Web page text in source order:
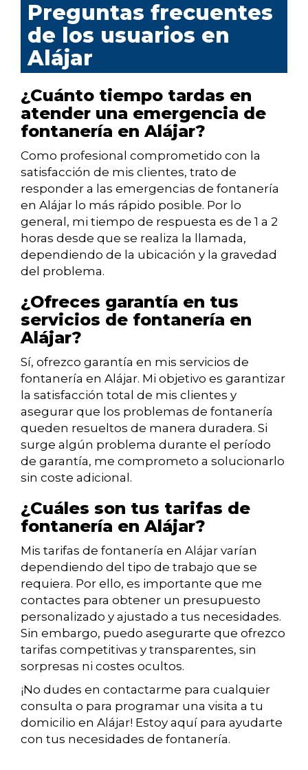
Preguntas frecuentes
de los usuarios en
Alájar
¿Cuánto tiempo tardas en
atender una emergencia de
fontanería en Alájar?
Como profesional comprometido con la
satisfacción de mis clientes, trato de
responder a las emergencias de fontanería
en Alájar lo más rápido posible. Por lo
general, mi tiempo de respuesta es de 1 a 2
horas desde que se realiza la llamada,
dependiendo de la ubicación y la gravedad
del problema.
¿Ofreces garantía en tus
servicios de fontanería en
Alájar?
Sí, ofrezco garantía en mis servicios de
fontanería en Alájar. Mi objetivo es garantizar
la satisfacción total de mis clientes y
asegurar que los problemas de fontanería
queden resueltos de manera duradera. Si
surge algún problema durante el período
de garantía, me comprometo a solucionarlo
sin coste adicional.
¿Cuáles son tus tarifas de
fontanería en Alájar?
Mis tarifas de fontanería en Alájar varían
dependiendo del tipo de trabajo que se
requiera. Por ello, es importante que me
contactes para obtener un presupuesto
personalizado y ajustado a tus necesidades.
Sin embargo, puedo asegurarte que ofrezco
tarifas competitivas y transparentes, sin
sorpresas ni costes ocultos.
¡No dudes en contactarme para cualquier
consulta o para programar una visita a tu
domicilio en Alájar! Estoy aquí para ayudarte
con tus necesidades de fontanería.